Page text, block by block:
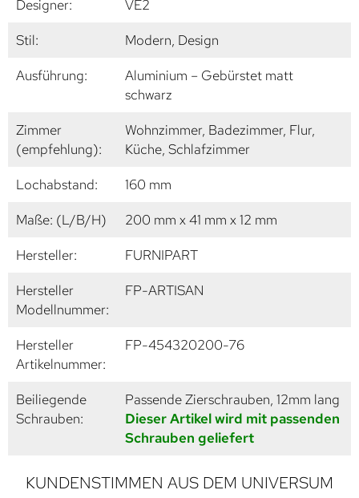
Designer:
VE2
Stil:
Modern, Design
Ausführung:
Aluminium – Gebürstet matt
schwarz
Zimmer
(empfehlung):
Wohnzimmer, Badezimmer, Flur,
Küche, Schlafzimmer
Lochabstand:
160 mm
Maße: (L/B/H)
200 mm x 41 mm x 12 mm
Hersteller:
FURNIPART
Hersteller
Modellnummer:
FP-ARTISAN
Hersteller
Artikelnummer:
FP-454320200-76
Beiliegende
Schrauben:
Passende Zierschrauben, 12mm lang
Dieser Artikel wird mit passenden
Schrauben geliefert
KUNDENSTIMMEN AUS DEM UNIVERSUM